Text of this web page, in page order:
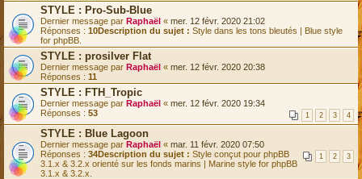
STYLE : Pro-Sub-Blue
Dernier message par Raphaël « mer. 12 févr. 2020 21:02
Réponses : 10Description du sujet : Style dans les tons bleutés | Blue style
for phpBB.
STYLE : prosilver Flat
Dernier message par Raphaël « mer. 12 févr. 2020 20:38
Réponses : 11
STYLE : FTH_Tropic
Dernier message par Raphaël « mer. 12 févr. 2020 19:34
Réponses : 53 1 2 3 4
STYLE : Blue Lagoon
Dernier message par Raphaël « mar. 11 févr. 2020 07:50
Réponses : 34 1 2 3
Description du sujet : Style conçut pour phpBB
3.1.x & 3.2.x orienté sur les fonds marins | Marine style for phpBB
3.1.x & 3.2.x.